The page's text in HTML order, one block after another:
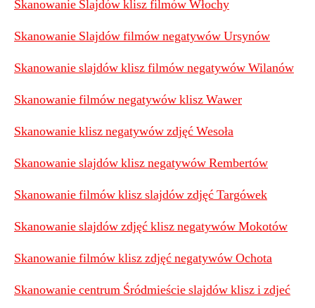
Skanowanie Slajdów klisz filmów Włochy
Skanowanie Slajdów filmów negatywów Ursynów
Skanowanie slajdów klisz filmów negatywów Wilanów
Skanowanie filmów negatywów klisz Wawer
Skanowanie klisz negatywów zdjęć Wesoła
Skanowanie slajdów klisz negatywów Rembertów
Skanowanie filmów klisz slajdów zdjęć Targówek
Skanowanie slajdów zdjęć klisz negatywów Mokotów
Skanowanie filmów klisz zdjęć negatywów Ochota
Skanowanie centrum Śródmieście slajdów klisz i zdjeć